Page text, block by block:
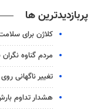
پربازدیدترین ها
کلاژن برای
مردم گناوه
تغییر ناگهانی
هشدار تداوم بارش‌های